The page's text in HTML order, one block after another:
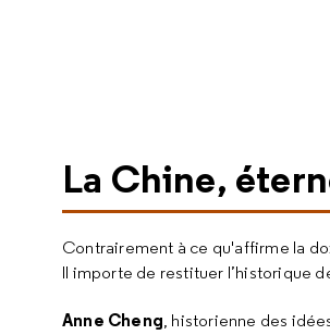
La Chine,
Contrairement à ce qu'affirme la
Il importe de restituer l’historique
Anne Cheng, historienne des